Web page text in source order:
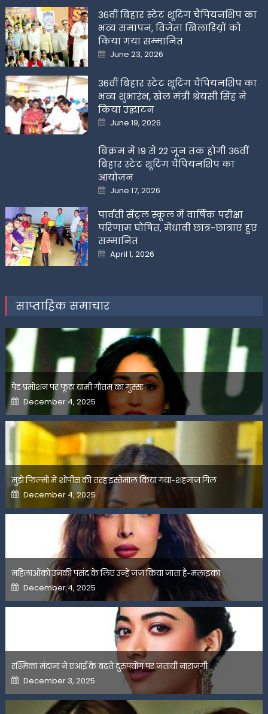
36वीं बिहार स्टेट शूटिंग चैंपियनशिप का
भव्य समापन, विजेता खिलाडिय़ों को
किया गया सम्मानित
Posted
on
June 23, 2026
36वीं बिहार स्टेट शूटिंग चैंपियनशिप का
भव्य शुभारंभ, खेल मंत्री श्रेयसी सिंह ने
किया उद्घाटन
Posted
on
June 19, 2026
बिक्रम में 19 से 22 जून तक होगी 36वीं
बिहार स्टेट शूटिंग चैंपियनशिप का
आयोजन
Posted
on
June 17, 2026
पार्वती सेंट्रल स्कूल में वार्षिक परीक्षा
परिणाम घोषित, मेधावी छात्र-छात्राएं हुए
सम्मानित
Posted
on
April 1, 2026
साप्ताहिक समाचार
पेड प्रमोशन पर फूटा यामी गौतम का गुस्सा
Posted
on
December 4, 2025
मुझे फिल्मों में शोपीस की तरह इस्तेमाल किया गया-शहनाज गिल
Posted
on
December 4, 2025
महिलाओंको उनकी पसंद के लिए उन्हें जज किया जाता है-मलाइका
Posted
on
December 4, 2025
रश्मिका मंदाना ने एआई के बढ़ते दुरुपयोग पर जतायी नाराजगी
Posted
on
December 3, 2025